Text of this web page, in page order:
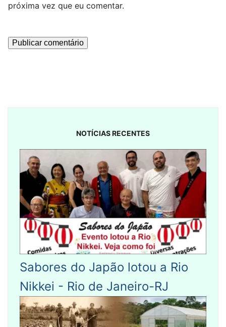
próxima vez que eu comentar.
NOTÍCIAS RECENTES
Sabores do Japão lotou a Rio
Nikkei - Rio de Janeiro-RJ